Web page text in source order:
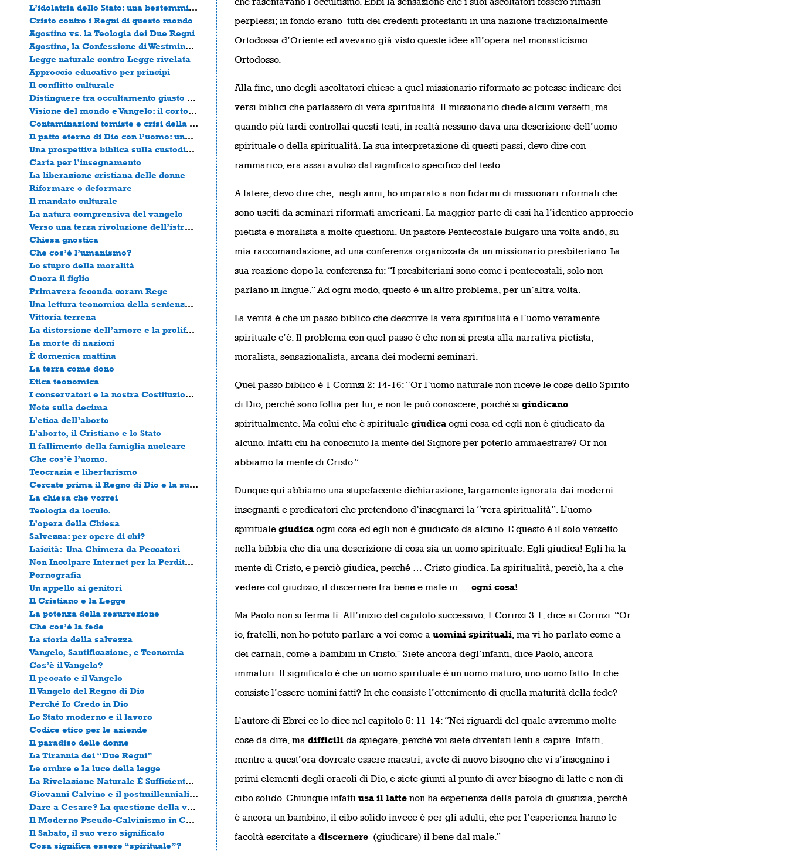
L’idolatria dello Stato: una bestemmia travestita da filosofia
Cristo contro i Regni di questo mondo
Agostino vs. la Teologia dei Due Regni
Agostino, la Confessione di Westminster e il problema dell’equità generale
Legge naturale contro Legge rivelata
Approccio educativo per principi
Il conflitto culturale
Distinguere tra occultamento giusto e inganno malvagio
Visione del mondo e Vangelo: il cortocircuito della civiltà cristiana
Contaminazioni tomiste e crisi della civiltà occidentale
Il patto eterno di Dio con l’uomo: una sola alleanza, una sola legge
Una prospettiva biblica sulla custodia ambientale
Carta per l’insegnamento
La liberazione cristiana delle donne
Riformare o deformare
Il mandato culturale
La natura comprensiva del vangelo
Verso una terza rivoluzione dell’istruzione
Chiesa gnostica
Che cos’è l’umanismo?
Lo stupro della moralità
Onora il figlio
Primavera feconda coram Rege
Una lettura teonomica della sentenza di Salomone
Vittoria terrena
La distorsione dell’amore e la proliferazione del male nella società occidentale
La morte di nazioni
È domenica mattina
La terra come dono
Etica teonomica
I conservatori e la nostra Costituzione queer
Note sulla decima
L’etica dell’aborto
L’aborto, il Cristiano e lo Stato
Il fallimento della famiglia nucleare
Che cos’è l’uomo.
Teocrazia e libertarismo
Cercate prima il Regno di Dio e la sua Giustizia
La chiesa che vorrei
Teologia da loculo.
L’opera della Chiesa
Salvezza: per opere di chi?
Laicità: Una Chimera da Peccatori
Non Incolpare Internet per la Perdita di Religione
Pornografia
Un appello ai genitori
Il Cristiano e la Legge
La potenza della resurrezione
Che cos’è la fede
La storia della salvezza
Vangelo, Santificazione, e Teonomia
Cos’è il Vangelo?
Il peccato e il Vangelo
Il Vangelo del Regno di Dio
Perché Io Credo in Dio
Lo Stato moderno e il lavoro
Codice etico per le aziende
Il paradiso delle donne
La Tirannia dei “Due Regni”
Le ombre e la luce della legge
La Rivelazione Naturale È Sufficiente per Governare la Cultura? [1]
Giovanni Calvino e il postmillennialismo
Dare a Cesare? La questione della vera sovranità
Il Moderno Pseudo-Calvinismo in Contemplazione del Proprio Ombelico.
Il Sabato, il suo vero significato
Cosa significa essere “spirituale”?
perplessi; in fondo erano tutti dei credenti protestanti in una nazione tradizionalmente
Ortodossa d’Oriente ed avevano già visto queste idee all’opera nel monasticismo
Ortodosso.
Alla fine, uno degli ascoltatori chiese a quel missionario riformato se potesse indicare dei
versi biblici che parlassero di vera spiritualità. Il missionario diede alcuni versetti, ma
quando più tardi controllai questi testi, in realtà nessuno dava una descrizione dell’uomo
spirituale o della spiritualità. La sua interpretazione di questi passi, devo dire con
rammarico, era assai avulso dal significato specifico del testo.
A latere, devo dire che,
negli anni, ho imparato a non fidarmi di missionari riformati che
sono usciti da seminari riformati americani. La maggior parte di essi ha l’identico approccio
pietista e moralista a molte questioni. Un pastore Pentecostale bulgaro una volta andò, su
mia raccomandazione, ad una conferenza organizzata da un missionario presbiteriano. La
sua reazione dopo la conferenza fu: “I presbiteriani sono come i pentecostali, solo non
parlano in lingue.” Ad ogni modo, questo è un altro problema, per un’altra volta.
La verità è che un passo biblico che descrive la vera spiritualità e l’uomo veramente
spirituale c’è. Il problema con quel passo è che non si presta alla narrativa pietista,
moralista, sensazionalista, arcana dei moderni seminari.
Quel passo biblico è 1 Corinzi 2: 14-16: “Or l’uomo naturale non riceve le cose dello Spirito
di Dio, perché sono follia per lui, e non le può conoscere, poiché si giudicano
spiritualmente. Ma colui che è spirituale giudicaogni cosa ed egli non è giudicato da
alcuno. Infatti chi ha conosciuto la mente del Signore per poterlo ammaestrare? Or noi
abbiamo la mente di Cristo.”
Dunque qui abbiamo una stupefacente dichiarazione, largamente ignorata dai moderni
insegnanti e predicatori che pretendono d’insegnarci la “vera spiritualità”. L’uomo
spirituale giudicaogni cosa ed egli non è giudicato da alcuno. E questo è il solo versetto
nella bibbia che dia una descrizione di cosa sia un uomo spirituale. Egli giudica! Egli ha la
mente di Cristo, e perciò giudica, perché … Cristo giudica. La spiritualità, perciò, ha a che
vedere col giudizio, il discernere tra bene e male in … ogni cosa!
Ma Paolo non si ferma lì. All’inizio del capitolo successivo, 1 Corinzi 3:1, dice ai Corinzi: “Or
io, fratelli, non ho potuto parlare a voi come a uomini spirituali, ma vi ho parlato come a
dei carnali, come a bambini in Cristo.” Siete ancora degl’infanti, dice Paolo, ancora
immaturi. Il significato è che un uomo spirituale è un uomo maturo, uno uomo fatto. In che
consiste l’essere uomini fatti? In che consiste l’ottenimento di quella maturità della fede?
L’autore di Ebrei ce lo dice nel capitolo 5: 11-14: “Nei riguardi del quale avremmo molte
cose da dire, ma difficilida spiegare, perché voi siete diventati lenti a capire. Infatti,
mentre a quest’ora dovreste essere maestri, avete di nuovo bisogno che vi s’insegnino i
primi elementi degli oracoli di Dio, e siete giunti al punto di aver bisogno di latte e non di
cibo solido. Chiunque infatti usa il lattenon ha esperienza della parola di giustizia, perché
è ancora un bambino; il cibo solido invece è per gli adulti, che per l’esperienza hanno le
facoltà esercitate a discernere (giudicare) il bene dal male.”